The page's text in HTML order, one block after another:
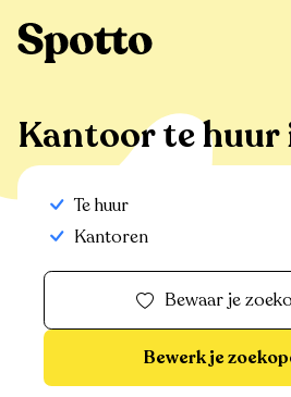
Kantoor te huur
Te huur
Kantoren
Bewaar je
Bewerk je